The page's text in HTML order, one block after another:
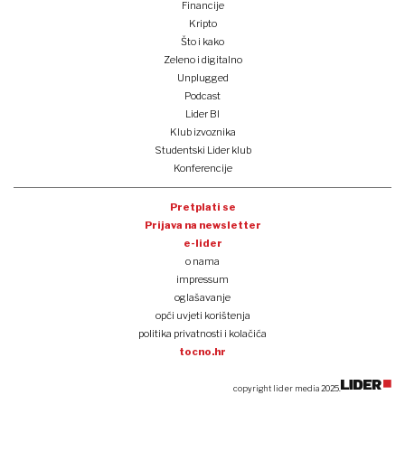
Financije
Kripto
Što i kako
Zeleno i digitalno
Unplugged
Podcast
Lider BI
Klub izvoznika
Studentski Lider klub
Konferencije
Pretplati se
Prijava na newsletter
e-lider
o nama
impressum
oglašavanje
opći uvjeti korištenja
politika privatnosti i kolačića
tocno.hr
copyright lider media 2025.